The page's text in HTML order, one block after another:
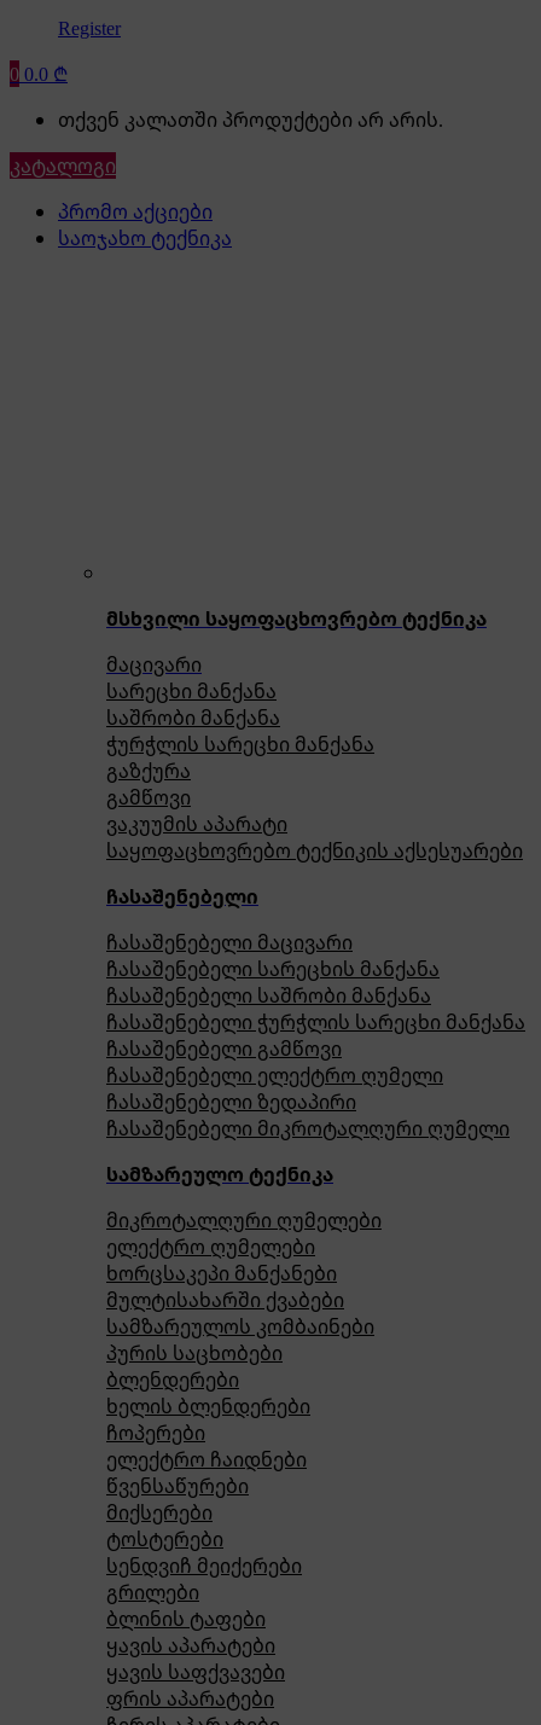
Register
00.0 ₾
თქვენ კალათში პროდუქტები არ არის.
კატალოგი
პრომო აქციები
საოჯახო ტექნიკა
მსხვილი საყოფაცხოვრებო ტექნიკა
მაცივარი
სარეცხი მანქანა
საშრობი მანქანა
ჭურჭლის სარეცხი მანქანა
გაზქურა
გამწოვი
ვაკუუმის აპარატი
საყოფაცხოვრებო ტექნიკის აქსესუარები
ჩასაშენებელი
ჩასაშენებელი მაცივარი
ჩასაშენებელი სარეცხის მანქანა
ჩასაშენებელი საშრობი მანქანა
ჩასაშენებელი ჭურჭლის სარეცხი მანქანა
ჩასაშენებელი გამწოვი
ჩასაშენებელი ელექტრო ღუმელი
ჩასაშენებელი ზედაპირი
ჩასაშენებელი მიკროტალღური ღუმელი
სამზარეულო ტექნიკა
მიკროტალღური ღუმელები
ელექტრო ღუმელები
ხორცსაკეპი მანქანები
მულტისახარში ქვაბები
სამზარეულოს კომბაინები
პურის საცხობები
ბლენდერები
ხელის ბლენდერები
ჩოპერები
ელექტრო ჩაიდნები
წვენსაწურები
მიქსერები
ტოსტერები
სენდვიჩ მეიქერები
გრილები
ბლინის ტაფები
ყავის აპარატები
ყავის საფქვავები
ფრის აპარატები